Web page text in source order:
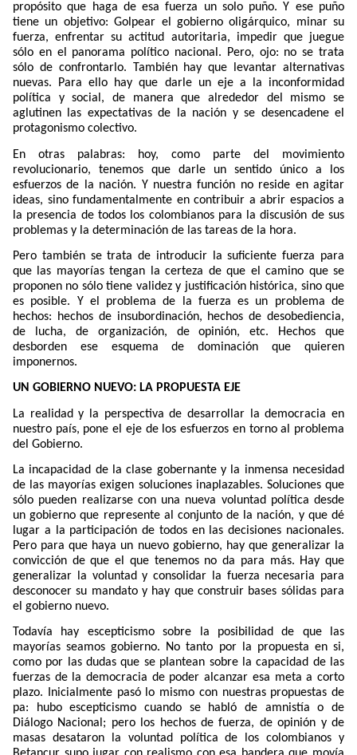
propósito que haga de esa fuerza un solo puño. Y ese puño
tiene un objetivo: Golpear el gobierno oligárquico, minar su
fuerza, enfrentar su actitud autoritaria, impedir que juegue
sólo en el panorama político nacional. Pero, ojo: no se trata
sólo de confrontarlo. También hay que levantar alternativas
nuevas. Para ello hay que darle un eje a la inconformidad
política y social, de manera que alrededor del mismo se
aglutinen las expectativas de la nación y se desencadene el
protagonismo colectivo.
En otras palabras: hoy, como parte del movimiento
revolucionario, tenemos que darle un sentido único a los
esfuerzos de la nación. Y nuestra función no reside en agitar
ideas, sino fundamentalmente en contribuir a abrir espacios a
la presencia de todos los colombianos para la discusión de sus
problemas y la determinación de las tareas de la hora.
Pero también se trata de introducir la suficiente fuerza para
que las mayorías tengan la certeza de que el camino que se
proponen no sólo tiene validez y justificación histórica, sino que
es posible. Y el problema de la fuerza es un problema de
hechos: hechos de insubordinación, hechos de desobediencia,
de lucha, de organización, de opinión, etc. Hechos que
desborden ese esquema de dominación que quieren
imponernos.
UN GOBIERNO NUEVO: LA PROPUESTA EJE
La realidad y la perspectiva de desarrollar la democracia en
nuestro país, pone el eje de los esfuerzos en torno al problema
del Gobierno.
La incapacidad de la clase gobernante y la inmensa necesidad
de las mayorías exigen soluciones inaplazables. Soluciones que
sólo pueden realizarse con una nueva voluntad política desde
un gobierno que represente al conjunto de la nación, y que dé
lugar a la participación de todos en las decisiones nacionales.
Pero para que haya un nuevo gobierno, hay que generalizar la
convicción de que el que tenemos no da para más. Hay que
generalizar la voluntad y consolidar la fuerza necesaria para
desconocer su mandato y hay que construir bases sólidas para
el gobierno nuevo.
Todavía hay escepticismo sobre la posibilidad de que las
mayorías seamos gobierno. No tanto por la propuesta en si,
como por las dudas que se plantean sobre la capacidad de las
fuerzas de la democracia de poder alcanzar esa meta a corto
plazo. Inicialmente pasó lo mismo con nuestras propuestas de
pa: hubo escepticismo cuando se habló de amnistía o de
Diálogo Nacional; pero los hechos de fuerza, de opinión y de
masas desataron la voluntad política de los colombianos y